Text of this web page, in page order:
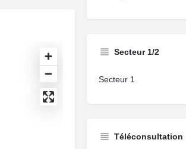
Secteur 1/2
Secteur 1
Téléconsultation